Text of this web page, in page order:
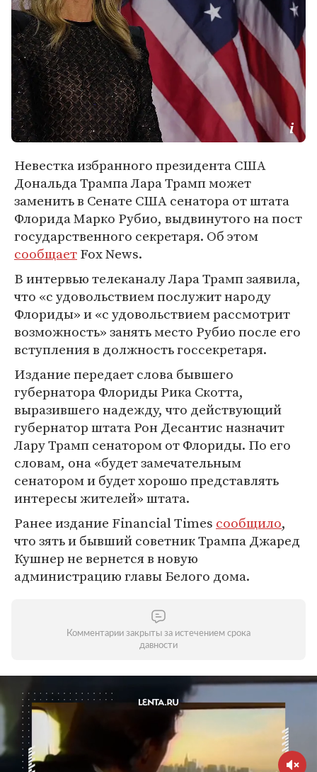
Невестка избранного президента США
Дональда Трампа Лара Трамп может
заменить в Сенате США сенатора от штата
Флорида Марко Рубио, выдвинутого на пост
государственного секретаря. Об этом
сообщаетFox News.
В интервью телеканалу Лара Трамп заявила,
что «с удовольствием послужит народу
Флориды» и «с удовольствием рассмотрит
возможность» занять место Рубио после его
вступления в должность госсекретаря.
Издание передает слова бывшего
губернатора Флориды Рика Скотта,
выразившего надежду, что действующий
губернатор штата Рон Десантис назначит
Лару Трамп сенатором от Флориды. По его
словам, она «будет замечательным
сенатором и будет хорошо представлять
интересы жителей» штата.
Ранее издание Financial Times сообщило,
что зять и бывший советник Трампа Джаред
Кушнер не вернется в новую
администрацию главы Белого дома.
Комментарии закрыты за истечением срока
давности